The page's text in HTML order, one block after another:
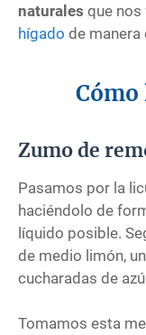
naturales que nos
hígado de manera
Zumo de
Pasamos por la
haciéndolo de
líquido posible.
de medio limón,
cucharadas de
Tomamos esta